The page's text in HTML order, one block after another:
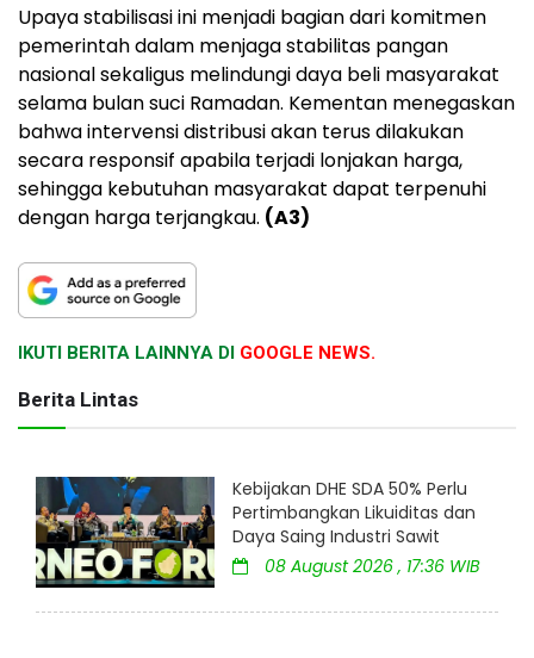
Upaya stabilisasi ini menjadi bagian dari komitmen
pemerintah dalam menjaga stabilitas pangan
nasional sekaligus melindungi daya beli masyarakat
selama bulan suci Ramadan. Kementan menegaskan
bahwa intervensi distribusi akan terus dilakukan
secara responsif apabila terjadi lonjakan harga,
sehingga kebutuhan masyarakat dapat terpenuhi
dengan harga terjangkau. (A3)
IKUTI BERITA LAINNYA DI GOOGLE NEWS.
Berita Lintas
Kebijakan DHE SDA 50% Perlu
Pertimbangkan Likuiditas dan
Daya Saing Industri Sawit
08 August 2026 , 17:36 WIB